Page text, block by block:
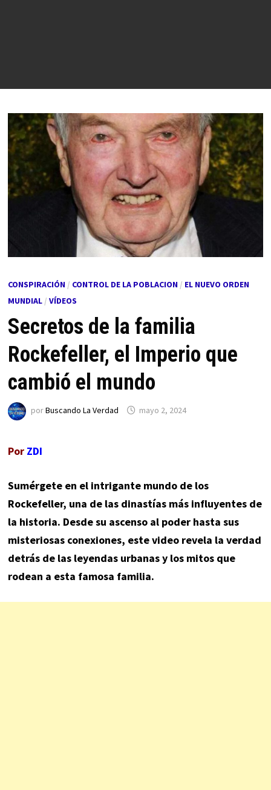
CONSPIRACIÓN/ CONTROL DE LA POBLACION/ EL NUEVO ORDEN
MUNDIAL/ VÍDEOS
Secretos de la familia
Rockefeller, el Imperio que
cambió el mundo
porBuscando La Verdad mayo 2, 2024
Por ZDI
Sumérgete en el intrigante mundo de los
Rockefeller, una de las dinastías más influyentes de
la historia. Desde su ascenso al poder hasta sus
misteriosas conexiones, este video revela la verdad
detrás de las leyendas urbanas y los mitos que
rodean a esta famosa familia.